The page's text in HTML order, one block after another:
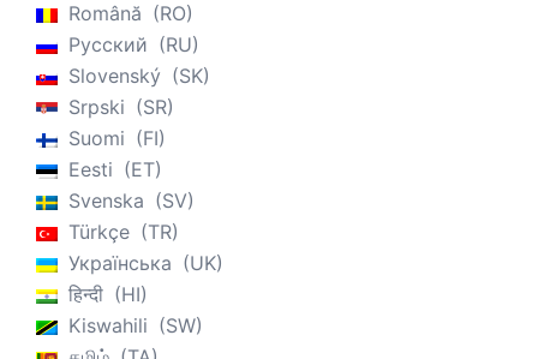
Română
RO
Русский
RU
Slovenský
SK
Srpski
SR
Suomi
FI
Eesti
ET
Svenska
SV
Türkçe
TR
Українська
UK
हिन्दी
HI
Kiswahili
SW